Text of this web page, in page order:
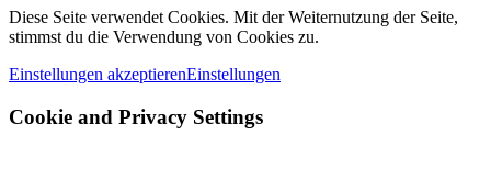
Diese Seite verwendet Cookies. Mit der Weiternutzung der Seite,
stimmst du die Verwendung von Cookies zu.
Einstellungen akzeptierenEinstellungen
Cookie and Privacy Settings